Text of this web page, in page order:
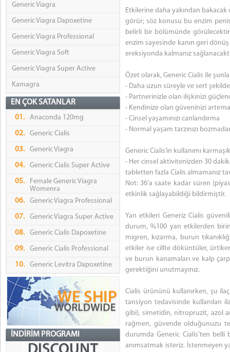
Generic Viagra
Generic Viagra Dapoxetine
Generic Viagra Professional
Generic Viagra Soft
Generic Viagra Super Active
Kamagra
EN ÇOK SATANLAR
01. Anaconda 120mg
02. Generic Cialis
03. Generic Viagra
04. Generic Cialis Super Active
05.
Female Generic Viagra
Womenra
06.
Generic Viagra Professional
07. Generic Viagra Super Active
08. Generic Cialis Dapoxetine
09. Generic Cialis Professional
10. Generic Levitra Dapoxetine
İNDIRIM PROGRAMI
Etkilerine daha yakından
görür; söz konusu bu enzim
belirli bir bölümünde görülecektir.
enzim sayesinde kanın geri
ereksiyonda kalmanız
Özet olarak, Generic Cialis ile
- Daha uzun süreyle ve sert
- Partnerinizle olan ilişkinizi
- Kendinize olan güveninizi artırma
- Cinsel yaşamınızı canlandırma
- Normal yaşam tarzınızı
Generic Cialis’in kullanımı
- Her cinsel aktivitenizden 30
tabletten fazla Cialis almamanız
Not: 36’a saate kadar süren
etkinlik sağlayabildiği bildirmiştir.
Yan etkileri Generiz Cialis
durum, %100 yan etkilerden
migren, kızarma, burun
etkiler ise cillte döküntüler, ürtiker,
ve burun kanamaları ve kalp
gerektiğini unutmayınız.
Cialis ürününü kullanırken, şu
tansiyon tedavisinde kullanılan
gibi), simetidin, nitropruzit, azol
rağmen, güvende olduğunuzu
durumda Generic Cialis’ten belli
anımsatmak isteriz. İstenmeyen